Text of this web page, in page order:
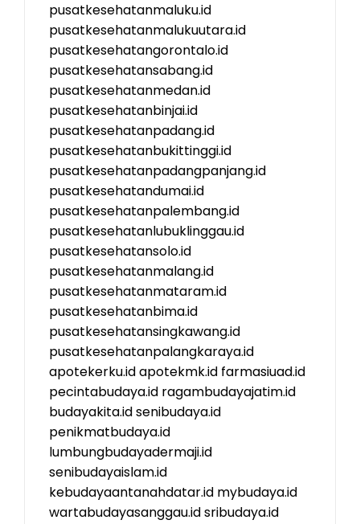
pusatkesehatanmaluku.id
pusatkesehatanmalukuutara.id
pusatkesehatangorontalo.id
pusatkesehatansabang.id
pusatkesehatanmedan.id
pusatkesehatanbinjai.id
pusatkesehatanpadang.id
pusatkesehatanbukittinggi.id
pusatkesehatanpadangpanjang.id
pusatkesehatandumai.id
pusatkesehatanpalembang.id
pusatkesehatanlubuklinggau.id
pusatkesehatansolo.id
pusatkesehatanmalang.id
pusatkesehatanmataram.id
pusatkesehatanbima.id
pusatkesehatansingkawang.id
pusatkesehatanpalangkaraya.id
apotekerku.idapotekmk.id farmasiuad.id
pecintabudaya.id ragambudayajatim.id
budayakita.idsenibudaya.id
penikmatbudaya.id
lumbungbudayadermaji.id
senibudayaislam.id
kebudayaantanahdatar.id mybudaya.id
wartabudayasanggau.idsribudaya.id